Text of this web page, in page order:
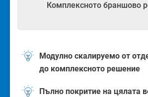
Комплексното браншово
Модулно скалируемо от
до комплексното решение
Пълно покритие на цялата